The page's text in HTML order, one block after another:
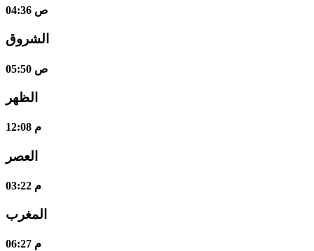
04:36 ص
الشروق
05:50 ص
الظهر
12:08 م
العصر
03:22 م
المغرب
06:27 م